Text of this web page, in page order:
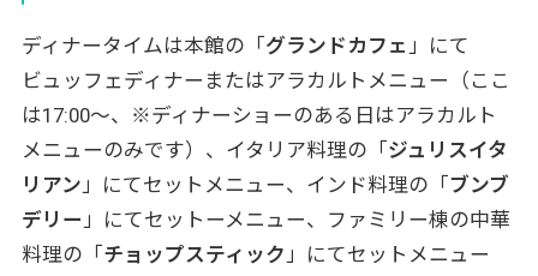
ディナータイムは本館の「 グランドカフェ 」にて
ビュッフェディナーまたはアラカルトメニュー（ここ
は17:00～、※ディナーショーのある日はアラカルト
メニューのみです）、イタリア料理の「 ジュリスイタ
リアン」にてセットメニュー、インド料理の「 ブンブ
デリー」にてセットーメニュー、ファミリー棟の中華
料理の「 チョップスティック」にてセットメニュー